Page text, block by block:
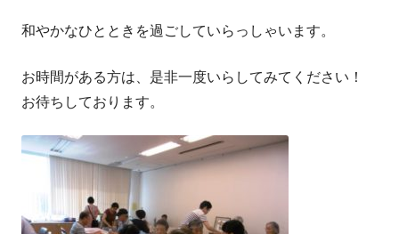
和やかなひとときを過ごしていらっしゃいます。
お時間がある方は、是非一度いらしてみてください！
お待ちしております。